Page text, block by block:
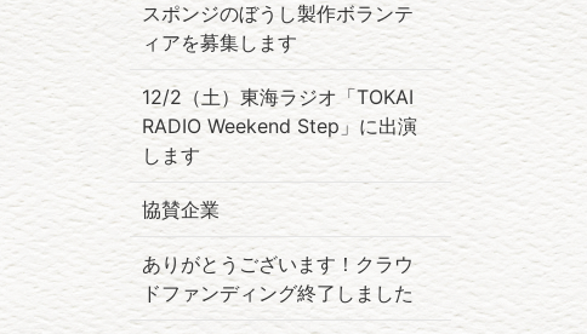
スポンジのぼうし製作ボランテ
ィアを募集します
12/2（土）東海ラジオ「TOKAI
RADIO Weekend Step」に出演
します
協賛企業
ありがとうございます！クラウ
ドファンディング終了しました